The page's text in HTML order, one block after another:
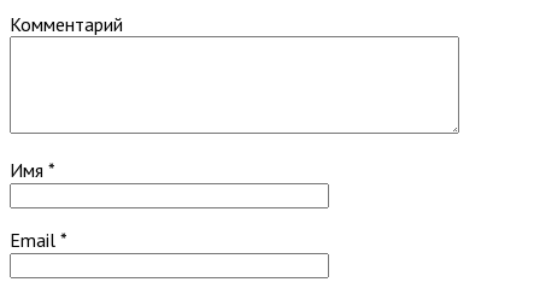
Комментарий
Имя *
Email *